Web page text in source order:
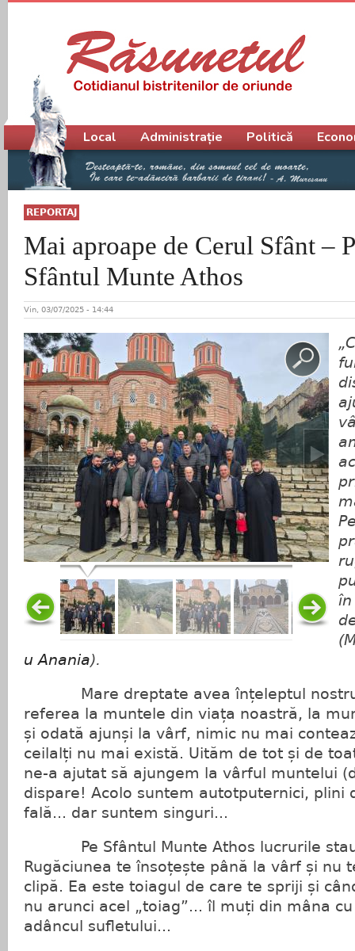
REPORTAJ
Mai aproape de Cerul Sfânt –
Sfântul Munte Athos
Vin, 03/07/2025 - 14:44
u Anania).
Mare dreptate avea înțeleptul nostru
referea la muntele din viața noastră, la
și odată ajunși la vârf, nimic nu mai
ceilalți nu mai există. Uităm de tot și de
ne-a ajutat să ajungem la vârful muntelui
dispare! Acolo suntem autotputernici, plini
fală... dar suntem singuri...
Pe Sfântul Munte Athos lucrurile stau
Rugăciunea te însoțește până la vârf și nu
clipă. Ea este toiagul de care te spriji și
nu arunci acel „toiag”... îl muți din mâna
adâncul sufletului...
Meniu principal
Local Administrație Politică